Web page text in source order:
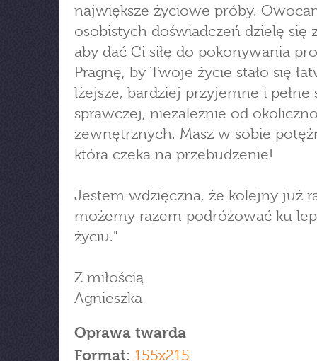
największe życiowe próby.
osobistych doświadczeń dzielę się
aby dać Ci siłę do pokonywania
Pragnę, by Twoje życie stało się
lżejsze, bardziej przyjemne i pełne
sprawczej, niezależnie od
zewnętrznych. Masz w sobie
która czeka na przebudzenie!
Jestem wdzięczna, że kolejny już
możemy razem podróżować ku
życiu."
Z miłością
Agnieszka
Oprawa twarda
Format: 155x215